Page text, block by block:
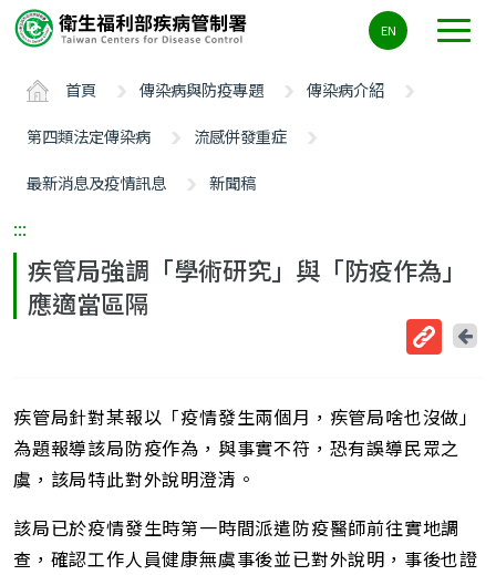
要
ALT+C
EN
首頁 傳染病與防疫專題
傳染病介紹
第四類法定傳染病
流感併發重症
最新消息及疫情訊息
新聞稿
:::
疾管局強調「學術研究」與「防疫作為」
應適當區隔
短
網
回
疾管局針對某報以「疫情發生兩個月，疾管局啥也沒做」
為題報導該局防疫作為，與事實不符，恐有誤導民眾之
虞，該局特此對外說明澄清。
該局已於疫情發生時第一時間派遣防疫醫師前往實地調
查，確認工作人員健康無虞事後並已對外說明，事後也證